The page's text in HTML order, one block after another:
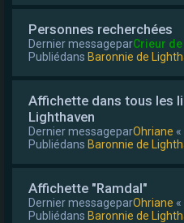
Personnes recherchées
Dernier messageparCrieur
Publiédans Baronnie de
Affichette dans tous les
Lighthaven
Dernier messageparOhriane «
Publiédans Baronnie de
Affichette "Ramdal"
Dernier messageparOhriane «
Publiédans Baronnie de